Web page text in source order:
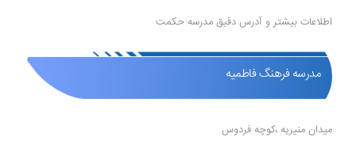
اطلاعات بیشتر و آدرس دقیق مدرسه حکمت
مدرسه فرهنگ فاطمیه
میدان منیریه ،کوچه فردوس